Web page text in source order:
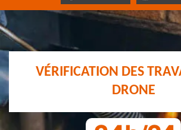
VÉRIFICATION DES
DRONE